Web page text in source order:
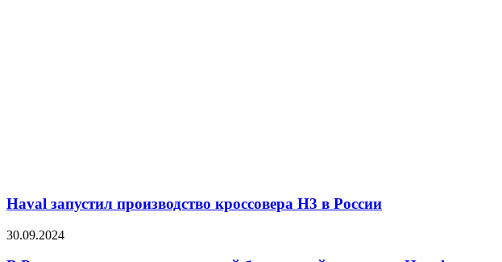
Haval запустил производство кроссовера H3 в России
30.09.2024